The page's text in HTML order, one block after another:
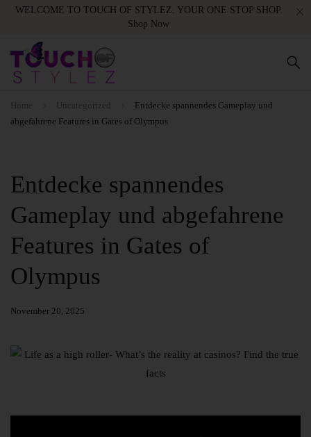
WELCOME TO TOUCH OF STYLEZ. YOUR ONE STOP SHOP.
Shop Now
Home Uncategorized
Entdecke spannendes Gameplay und
abgefahrene Features in Gates of Olympus
Entdecke spannendes
Gameplay und abgefahrene
Features in Gates of
Olympus
November 20, 2025